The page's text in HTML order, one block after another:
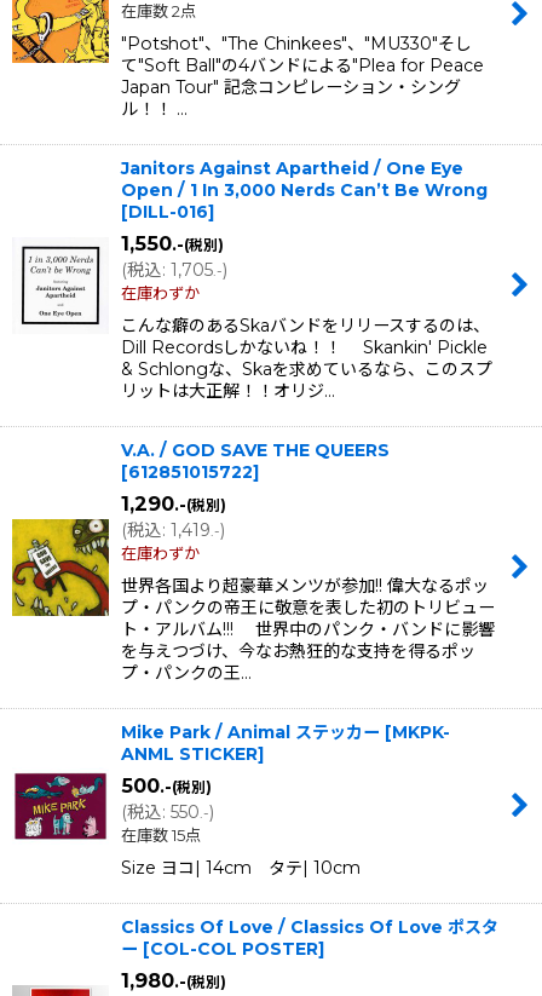
在庫数 2点
"Potshot"、"The Chinkees"、"MU330"そし
て"Soft Ball"の4バンドによる"Plea for Peace
Japan Tour" 記念コンピレーション・シング
ル！！ …
Janitors Against Apartheid / One Eye
Open ‎/ 1 In 3,000 Nerds Can’t Be Wrong
[DILL-016]
1,550.-(税別)
(税込: 1,705.-)
在庫わずか
こんな癖のあるSkaバンドをリリースするのは、
Dill Recordsしかないね！！ Skankin' Pickle
& Schlongな、Skaを求めているなら、このスプ
リットは大正解！！オリジ…
V.A. / GOD SAVE THE QUEERS
[612851015722]
1,290.-(税別)
(税込: 1,419.-)
在庫わずか
世界各国より超豪華メンツが参加!! 偉大なるポッ
プ・パンクの帝王に敬意を表した初のトリビュー
ト・アルバム!!! 世界中のパンク・バンドに影響
を与えつづけ、今なお熱狂的な支持を得るポッ
プ・パンクの王…
Mike Park / Animal ステッカー [MKPK-
ANML STICKER]
500.-(税別)
(税込: 550.-)
在庫数 15点
Size ヨコ| 14cm タテ| 10cm
Classics Of Love / Classics Of Love ポスタ
ー [COL-COL POSTER]
1,980.-(税別)